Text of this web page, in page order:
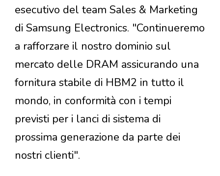
esecutivo del team Sales & Marketing
di Samsung Electronics. "Continueremo
a rafforzare il nostro dominio sul
mercato delle DRAM assicurando una
fornitura stabile di HBM2 in tutto il
mondo, in conformità con i tempi
previsti per i lanci di sistema di
prossima generazione da parte dei
nostri clienti".